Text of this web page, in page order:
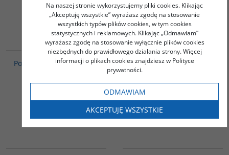
ZOBACZ ZOBACZ
00035G
Podstawowe wiadomości
Danecki Janusz
ZOBACZ
BESTSELLER
00137G
Anioł upojony. Opowieści
Dżalaloddin Rumi
ZOBACZ
Na naszej stronie wykorzystujemy pliki cookies. Klikając
„Akceptuję wszystkie” wyrażasz zgodę na stosowanie
wszystkich typów plików cookies, w tym cookies
statystycznych i reklamowych. Klikając „Odmawiam”
wyrażasz zgodę na stosowanie wyłącznie plików cookies
niezbędnych do prawidłowego działania strony. Więcej
informacji o plikach cookies znajdziesz w Polityce
prywatności.
ODMAWIAM
AKCEPTUJĘ WSZYSTKIE